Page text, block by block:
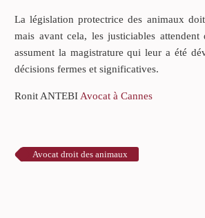
La législation protectrice des animaux
mais avant cela, les justiciables attendent
assument la magistrature qui leur a été
décisions fermes et significatives.
Ronit ANTEBI Avocat à Cannes
Avocat droit des animaux